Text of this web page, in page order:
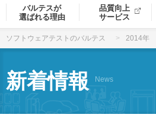
バルテスが
選ばれる理由
品質向上
サービス
ソフトウェアテストのバルテス 2014年
新着情報 News